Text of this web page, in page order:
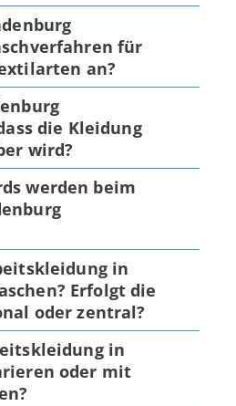
für
an?
die Kleidung
wird?
werden beim
in
Erfolgt die
oder zentral?
in
oder mit